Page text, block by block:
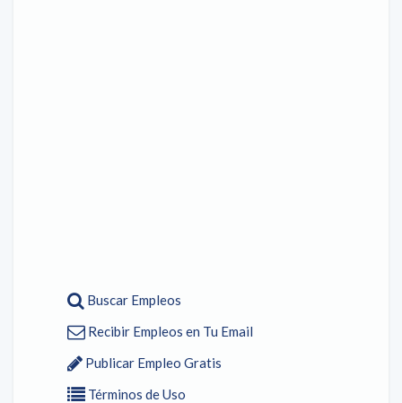
Buscar Empleos
Recibir Empleos en Tu Email
Publicar Empleo Gratis
Términos de Uso